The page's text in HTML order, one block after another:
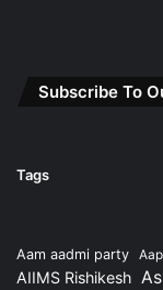
Subscribe To
Tags
Aam aadmi party
AIIMS Rishikesh